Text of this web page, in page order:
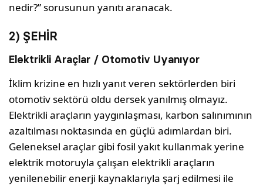
nedir?” sorusunun yanıtı aranacak.
2) ŞEHİR
Elektrikli Araçlar / Otomotiv Uyanıyor
İklim krizine en hızlı yanıt veren sektörlerden biri
otomotiv sektörü oldu dersek yanılmış olmayız.
Elektrikli araçların yaygınlaşması, karbon salınımının
azaltılması noktasında en güçlü adımlardan biri.
Geleneksel araçlar gibi fosil yakıt kullanmak yerine
elektrik motoruyla çalışan elektrikli araçların
yenilenebilir enerji kaynaklarıyla şarj edilmesi ile